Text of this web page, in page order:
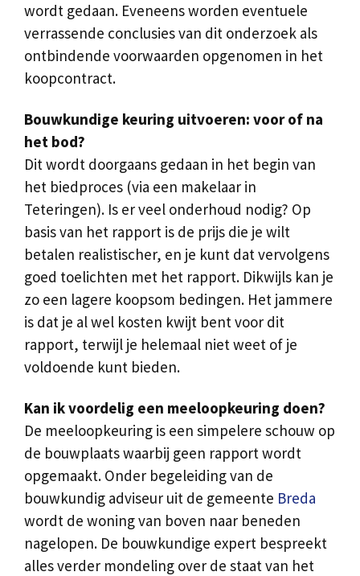
wordt gedaan. Eveneens worden eventuele
verrassende conclusies van dit onderzoek als
ontbindende voorwaarden opgenomen in het
koopcontract.
Bouwkundige keuring uitvoeren: voor of na
het bod?
Dit wordt doorgaans gedaan in het begin van
het biedproces (via een makelaar in
Teteringen). Is er veel onderhoud nodig? Op
basis van het rapport is de prijs die je wilt
betalen realistischer, en je kunt dat vervolgens
goed toelichten met het rapport. Dikwijls kan je
zo een lagere koopsom bedingen. Het jammere
is dat je al wel kosten kwijt bent voor dit
rapport, terwijl je helemaal niet weet of je
voldoende kunt bieden.
Kan ik voordelig een meeloopkeuring doen?
De meeloopkeuring is een simpelere schouw op
de bouwplaats waarbij geen rapport wordt
opgemaakt. Onder begeleiding van de
bouwkundig adviseur uit de gemeente Breda
wordt de woning van boven naar beneden
nagelopen. De bouwkundige expert bespreekt
alles verder mondeling over de staat van het